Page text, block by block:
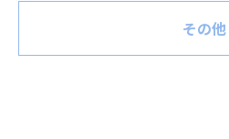
その他